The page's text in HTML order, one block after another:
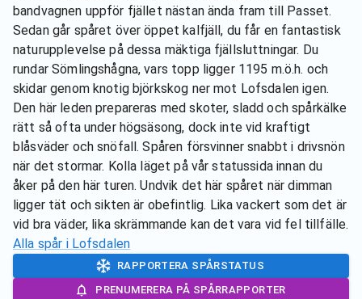
bandvagnen uppför fjället nästan ända fram till Passet.
Sedan går spåret över öppet kalfjäll, du får en fantastisk
naturupplevelse på dessa mäktiga fjällsluttningar. Du
rundar Sömlingshågna, vars topp ligger 1195 m.ö.h. och
skidar genom knotig björkskog ner mot Lofsdalen igen.
Den här leden prepareras med skoter, sladd och spårkälke
rätt så ofta under högsäsong, dock inte vid kraftigt
blåsväder och snöfall. Spåren försvinner snabbt i drivsnön
när det stormar. Kolla läget på vår statussida innan du
åker på den här turen. Undvik det här spåret när dimman
ligger tät och sikten är obefintlig. Lika vackert som det är
vid bra väder, lika skrämmande kan det vara vid fel tillfälle.
Alla spår i Lofsdalen
RAPPORTERA SPÅRSTATUS
PRENUMERERA PÅ SPÅRRAPPORTER